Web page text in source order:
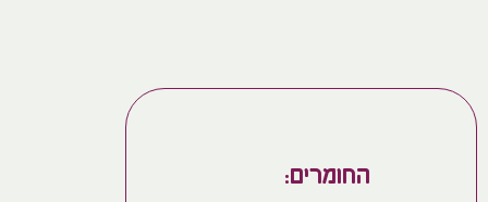
החומרים: